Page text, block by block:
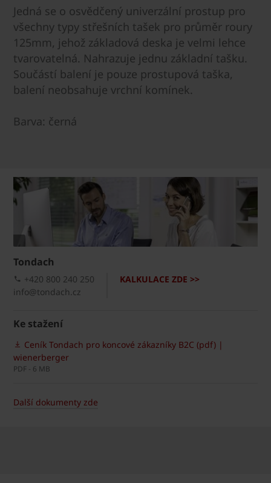
Jedná se o osvědčený univerzální prostup pro
všechny typy střešních tašek pro průměr roury
125mm, jehož základová deska je velmi lehce
tvarovatelná. Nahrazuje jednu základní tašku.
Součástí balení je pouze prostupová taška,
balení neobsahuje vrchní komínek.
Barva: černá
Tondach
KALKULACE ZDE >>
+420 800 240 250
info@tondach.cz
Ke stažení
Ceník Tondach pro koncové zákazníky B2C (pdf) |
wienerberger
PDF - 6 MB
Další dokumenty zde